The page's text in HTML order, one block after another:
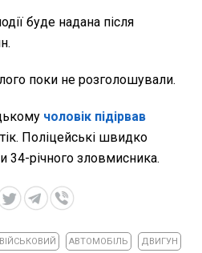
буде надана після
поки не розголошували.
чоловік підірвав
Поліцейські швидко
34-річного зловмисника.
ВІЙСЬКОВИЙ АВТОМОБІЛЬ ДВИГУН